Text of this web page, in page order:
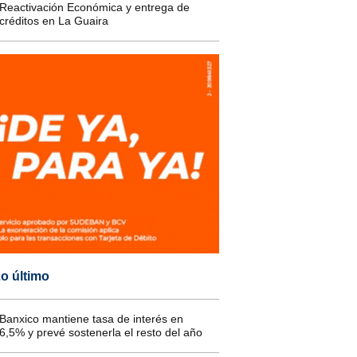
Económica y entrega de
en La Guaira
último
mantiene tasa de interés en
y prevé sostenerla el resto del año